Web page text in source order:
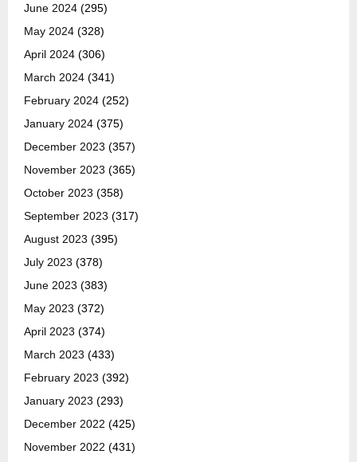
June 2024 (295)
May 2024 (328)
April 2024 (306)
March 2024 (341)
February 2024 (252)
January 2024 (375)
December 2023 (357)
November 2023 (365)
October 2023 (358)
September 2023 (317)
August 2023 (395)
July 2023 (378)
June 2023 (383)
May 2023 (372)
April 2023 (374)
March 2023 (433)
February 2023 (392)
January 2023 (293)
December 2022 (425)
November 2022 (431)